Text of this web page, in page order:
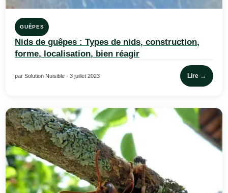
GUÊPES
Nids de guêpes : Types de nids, construction,
forme, localisation, bien réagir
par Solution Nuisible · 3 juillet 2023 Lire →